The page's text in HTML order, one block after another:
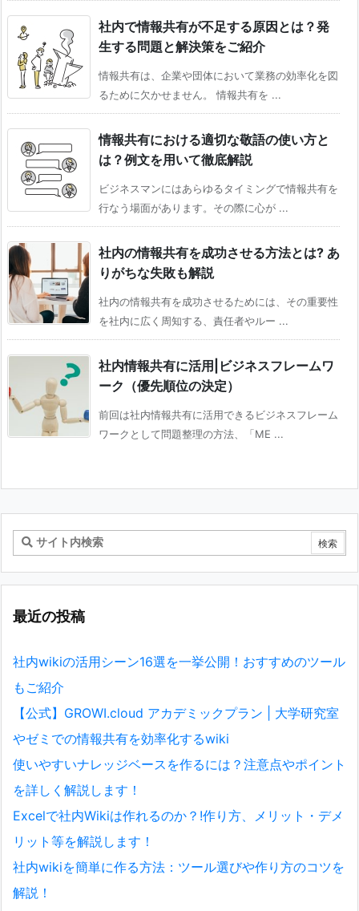
社内で情報共有が不足する原因とは？発
生する問題と解決策をご紹介
情報共有は、企業や団体において業務の効率化を図
るために欠かせません。 情報共有を ...
情報共有における適切な敬語の使い方と
は？例文を用いて徹底解説
ビジネスマンにはあらゆるタイミングで情報共有を
行なう場面があります。その際に心が ...
社内の情報共有を成功させる方法とは? あ
りがちな失敗も解説
社内の情報共有を成功させるためには、その重要性
を社内に広く周知する、責任者やルー ...
社内情報共有に活用|ビジネスフレームワ
ーク（優先順位の決定）
前回は社内情報共有に活用できるビジネスフレーム
ワークとして問題整理の方法、「ME ...
最近の投稿
社内wikiの活用シーン16選を一挙公開！おすすめのツール
もご紹介
【公式】GROWI.cloud アカデミックプラン | 大学研究室
やゼミでの情報共有を効率化するwiki
使いやすいナレッジベースを作るには？注意点やポイント
を詳しく解説します！
Excelで社内Wikiは作れるのか？!作り方、メリット・デメ
リット等を解説します！
社内wikiを簡単に作る方法：ツール選びや作り方のコツを
解説！